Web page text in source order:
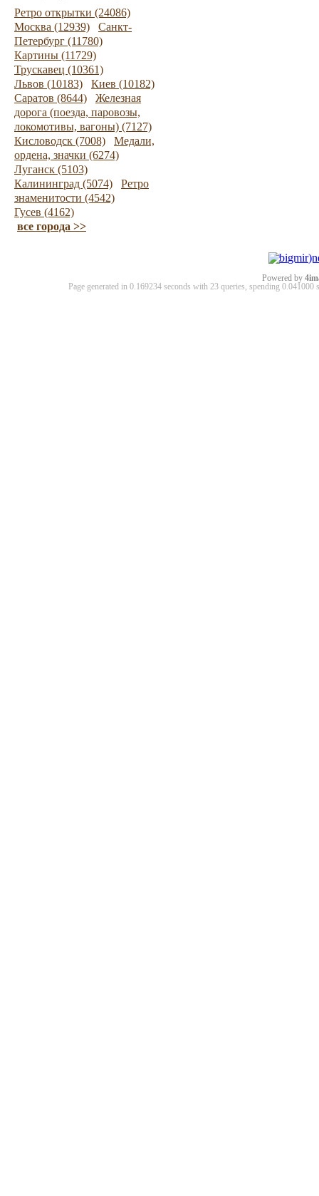
Ретро открытки (24086)
Москва (12939)
Санкт-
Петербург (11780)
Картины (11729)
Трускавец (10361)
Львов (10183)
Киев (10182)
Саратов (8644)
Железная
дорога (поезда, паровозы,
локомотивы, вагоны) (7127)
Кисловодск (7008)
Медали,
ордена, значки (6274)
Луганск (5103)
Калининград (5074)
Ретро
знаменитости (4542)
Гусев (4162)
все города >>
Powered by
Page generated in 0.169234 seconds with 23 queries, spending